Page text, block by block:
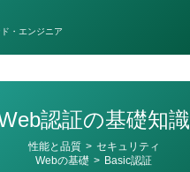
・エンジニア
認証の基礎知識
性能と品質 > セキュリティ
Webの基礎 > Basic認証